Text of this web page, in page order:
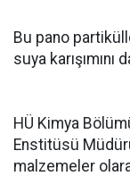
Bu pano
suya karışımını
HÜ Kimya
Enstitüsü
malzemeler